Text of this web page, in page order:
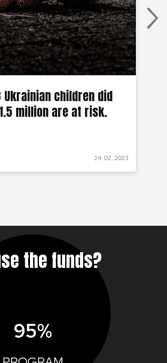
children did
million are at risk.
24. 02. 2023
the funds?
95%